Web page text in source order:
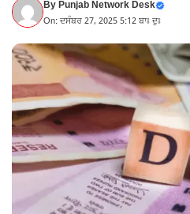
ByPunjab Network Desk
On: ਦਸੰਬਰ 27, 2025 5:12 ਬਾਃ ਦੁਃ